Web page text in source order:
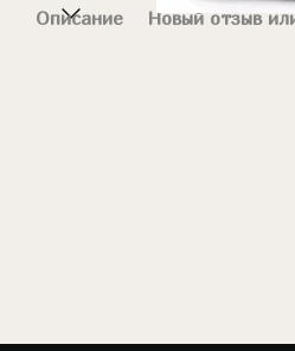
Описание Новый отзыв